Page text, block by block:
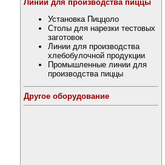
Линии для производства пиццы
Установка Пиццоло
Столы для нарезки тестовых
заготовок
Линии для производства
хлебобулочной продукции
Промышленные линии для
производства пиццы
Другое оборудование